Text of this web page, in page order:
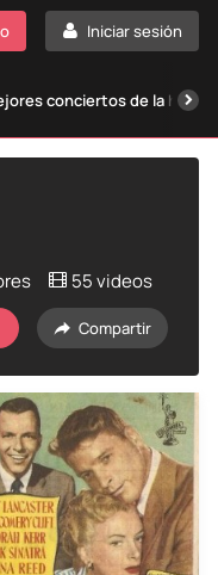
Iniciar sesión
conciertos de la
55 videos
Compartir